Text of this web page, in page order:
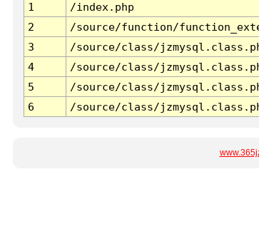
1
/index.php
2
/source/function/
3
/source/class/
4
/source/class/
5
/source/class/
6
/source/class/